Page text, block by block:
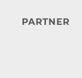
PARTNER